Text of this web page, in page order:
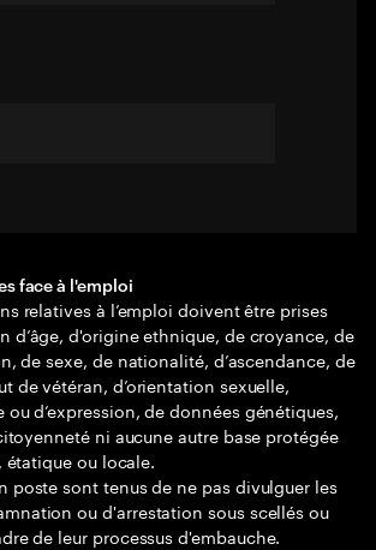
face à l'emploi
relatives à l’emploi doivent être prises
d’âge, d'origine ethnique, de croyance, de
de sexe, de nationalité, d’ascendance, de
de vétéran, d’orientation sexuelle,
ou d’expression, de données génétiques,
ni aucune autre base protégée
ou locale.
poste sont tenus de ne pas divulguer les
ou d'arrestation sous scellés ou
de leur processus d'embauche.